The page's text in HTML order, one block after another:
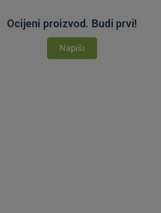
Ocijeni proizvod. Budi prvi!
Napiši